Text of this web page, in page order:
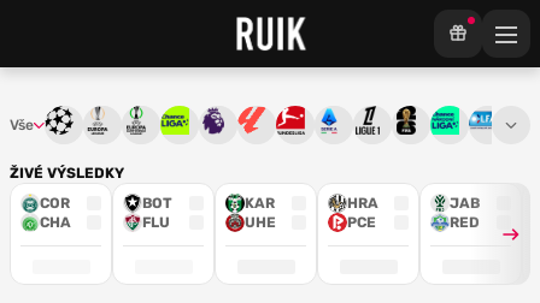
ŽIVÉ VÝSLEDKY
COR
CHA
BOT
FLU
KAR
UHE
HRA
PCE
JAB
RED
Vše Liga mistrůEvropská liga
Konferenční liga
Chance ligaPremier League
La LigaBundesliga
Serie ALigue 1Mistrovství světa
Chance3. ČFL